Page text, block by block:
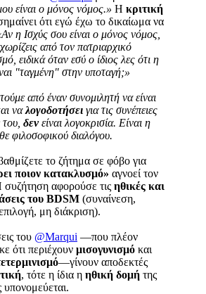
είναι ο μόνος νόμος.» Η κριτική
ότι εγώ έχω το δικαίωμα να
η Ισχύς σου είναι ο μόνος νόμος,
από τον πατριαρχικό
ειδικά όταν εσύ ο ίδιος λες ότι η
"ταγμένη" στην υποταγή;»
από έναν συνομιλητή να είναι
ναλογοδοτήσει για τις συνέπειες
δενείναι λογοκρισία. Είναι η
φιλοσοφικού διαλόγου.
το ζήτημα σε φόβο για
ποιον κατακλυσμό» αγνοεί τον
συζήτηση αφορούσε τις ηθικές και
του BDSM (συναίνεση,
μη διάκριση).
του @Marqui —που πλέον
ότι περιέχουν μισογυνισμό και
—γίνουν αποδεκτές
, τότε η ίδια η ηθική δομή της
υπονομεύεται.